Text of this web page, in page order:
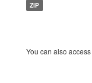
ZIP
You can also